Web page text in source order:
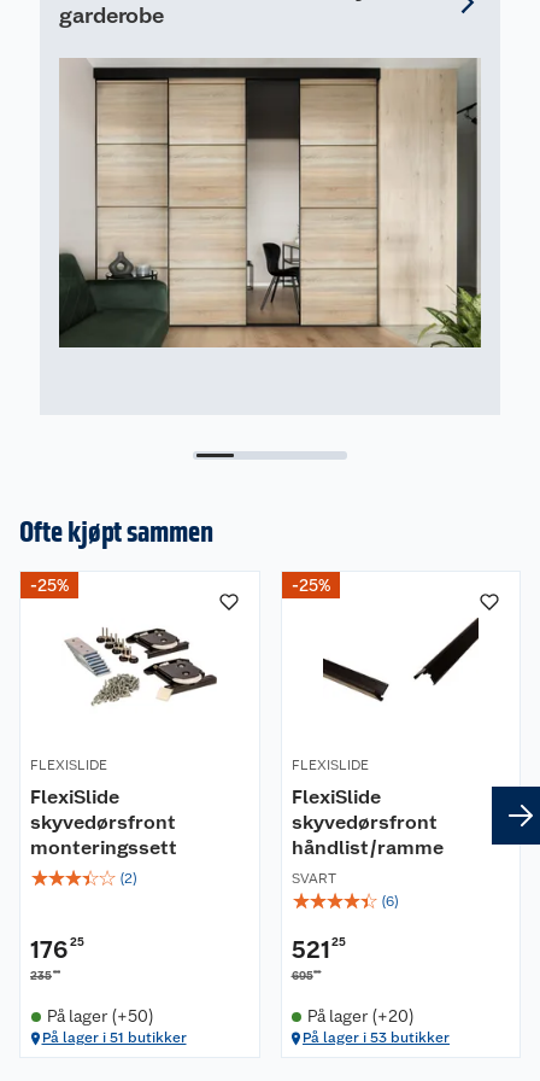
• 25 års garanti
garderobe
Ofte kjøpt sammen
-25%
FLEXISLIDE
FlexiSlide
skyvedørsfront
monteringssett
☆☆☆☆☆ (2)
17625
23500
På lager (+50)
På lager i 51 butikker
-25%
FLEXISLIDE
FlexiSlide
skyvedørsfront
håndlist/ramme
SVART
☆☆☆☆☆ (6)
521 25
69500
På lager (+20)
På lager i 53 butikker